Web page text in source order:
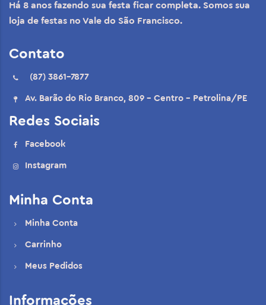
Há 8 anos fazendo sua festa ficar completa. Somos sua
loja de festas no Vale do São Francisco.
Contato
(87) 3861-7877
Av. Barão do Rio Branco, 809 - Centro - Petrolina/PE
Redes Sociais
Facebook
Instagram
Minha Conta
Minha Conta
Carrinho
Meus Pedidos
Informações